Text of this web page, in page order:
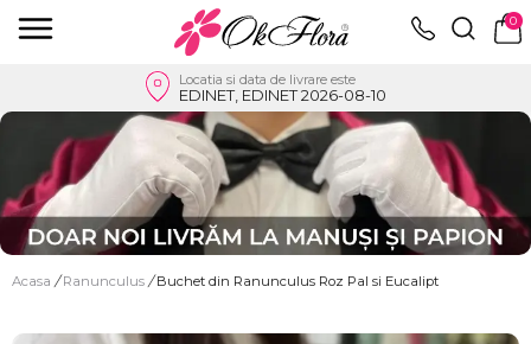
0
Locatia si data de livrare este
EDINET, EDINET 2026-08-10
Acasa / Ranunculus / Buchet din Ranunculus Roz Pal si Eucalipt